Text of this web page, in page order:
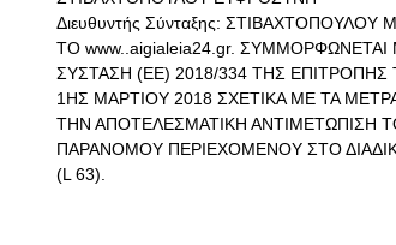
Διευθυντής Σύνταξης: ΣΤΙΒΑΧΤΟΠΟΥΛΟΥ
ΤΟ www..aigialeia24.gr. ΣΥΜΜΟΡΦΩΝΕΤΑΙ
ΣΥΣΤΑΣΗ (ΕΕ) 2018/334 ΤΗΣ ΕΠΙΤΡΟΠΗΣ
1ΗΣ ΜΑΡΤΙΟΥ 2018 ΣΧΕΤΙΚΑ ΜΕ ΤΑ
ΤΗΝ ΑΠΟΤΕΛΕΣΜΑΤΙΚΗ ΑΝΤΙΜΕΤΩΠΙΣΗ
ΠΑΡΑΝΟΜΟΥ ΠΕΡΙΕΧΟΜΕΝΟΥ ΣΤΟ
(L 63).